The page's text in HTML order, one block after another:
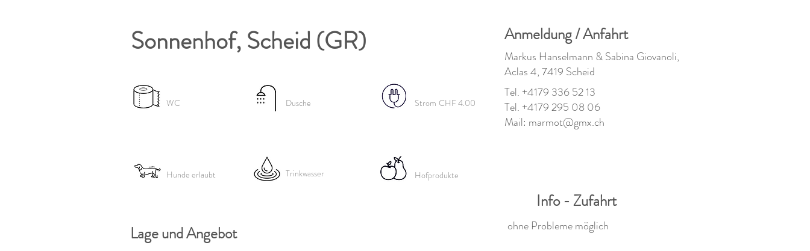
Sonnenhof, Scheid (GR)
WC Dusche Strom CHF 4.00
Hunde erlaubt Trinkwasser Hofprodukte
Lage und Angebot
Anmeldung / Anfahrt
Markus Hanselmann & Sabina Giovanoli,
Aclas 4, 7419 Scheid
Tel. +4179 336 52 13
Tel. +4179 295 08 06
Mail: marmot@gmx.ch
Info - Zufahrt
ohne Probleme möglich